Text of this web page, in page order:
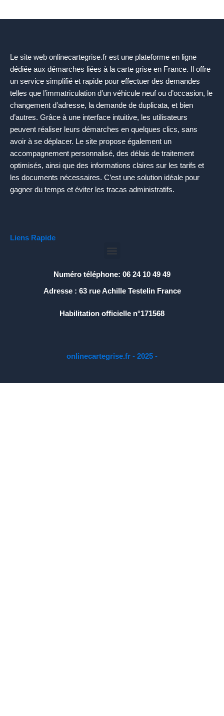
Le site web onlinecartegrise.fr est une plateforme en ligne
dédiée aux démarches liées à la carte grise en France. Il offre
un service simplifié et rapide pour effectuer des demandes
telles que l’immatriculation d’un véhicule neuf ou d’occasion, le
changement d’adresse, la demande de duplicata, et bien
d’autres. Grâce à une interface intuitive, les utilisateurs
peuvent réaliser leurs démarches en quelques clics, sans
avoir à se déplacer. Le site propose également un
accompagnement personnalisé, des délais de traitement
optimisés, ainsi que des informations claires sur les tarifs et
les documents nécessaires. C’est une solution idéale pour
gagner du temps et éviter les tracas administratifs.
Liens Rapide
Numéro téléphone: 06 24 10 49 49
Adresse : 63 rue Achille Testelin France
Habilitation officielle n°171568
onlinecartegrise.fr - 2025 -